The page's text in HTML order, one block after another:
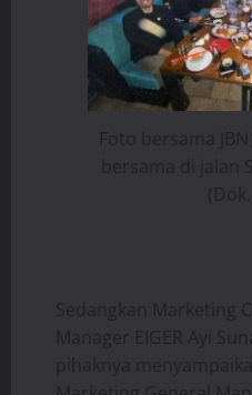
Foto bersama
bersama di jalan
Sedangkan Marketing
Manager EIGER Ayi
pihaknya